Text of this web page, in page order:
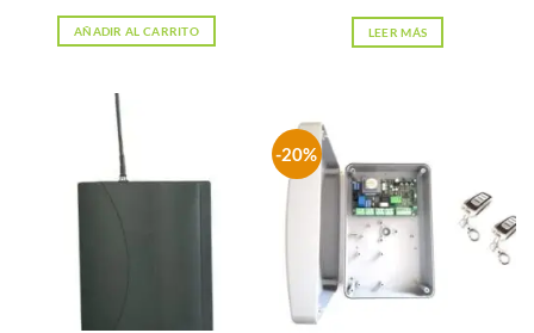
AÑADIR AL CARRITO
era:
225,00 €.
LEER MÁS
-20%